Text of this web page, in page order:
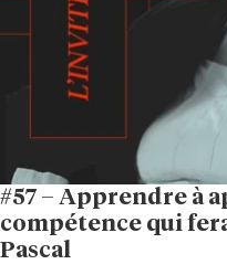
#57 – Apprendre à
compétence qui
Pascal